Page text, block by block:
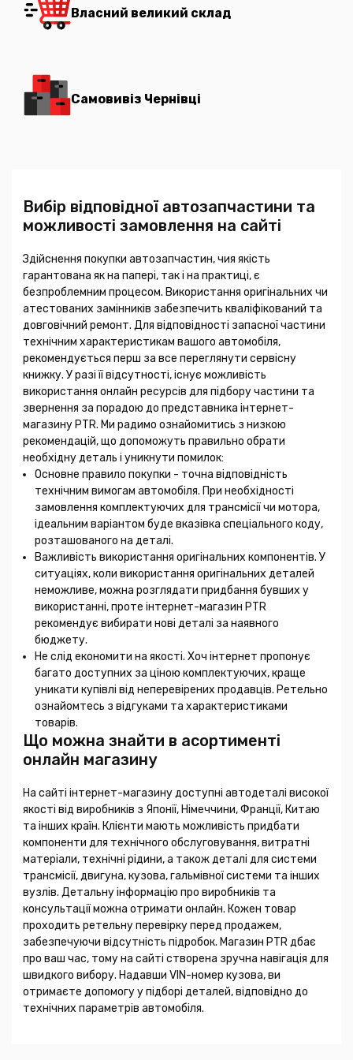
Власний великий склад
Самовивіз Чернівці
Вибір відповідної автозапчастини та
можливості замовлення на сайті
Здійснення покупки автозапчастин, чия якість
гарантована як на папері, так і на практиці, є
безпроблемним процесом. Використання оригінальних чи
атестованих замінників забезпечить кваліфікований та
довговічний ремонт. Для відповідності запасної частини
технічним характеристикам вашого автомобіля,
рекомендується перш за все переглянути сервісну
книжку. У разі її відсутності, існує можливість
використання онлайн ресурсів для підбору частини та
звернення за порадою до представника інтернет-
магазину PTR. Ми радимо ознайомитись з низкою
рекомендацій, що допоможуть правильно обрати
необхідну деталь і уникнути помилок:
Основне правило покупки - точна відповідність
технічним вимогам автомобіля. При необхідності
замовлення комплектуючих для трансмісії чи мотора,
ідеальним варіантом буде вказівка спеціального коду,
розташованого на деталі.
Важливість використання оригінальних компонентів. У
ситуаціях, коли використання оригінальних деталей
неможливе, можна розглядати придбання бувших у
використанні, проте інтернет-магазин PTR
рекомендує вибирати нові деталі за наявного
бюджету.
Не слід економити на якості. Хоч інтернет пропонує
багато доступних за ціною комплектуючих, краще
уникати купівлі від неперевірених продавців. Ретельно
ознайомтесь з відгуками та характеристиками
товарів.
Що можна знайти в асортименті
онлайн магазину
На сайті інтернет-магазину доступні автодеталі високої
якості від виробників з Японії, Німеччини, Франції, Китаю
та інших країн. Клієнти мають можливість придбати
компоненти для технічного обслуговування, витратні
матеріали, технічні рідини, а також деталі для системи
трансмісії, двигуна, кузова, гальмівної системи та інших
вузлів. Детальну інформацію про виробників та
консультації можна отримати онлайн. Кожен товар
проходить ретельну перевірку перед продажем,
забезпечуючи відсутність підробок. Магазин PTR дбає
про ваш час, тому на сайті створена зручна навігація для
швидкого вибору. Надавши VIN-номер кузова, ви
отримаєте допомогу у підборі деталей, відповідно до
технічних параметрів автомобіля.